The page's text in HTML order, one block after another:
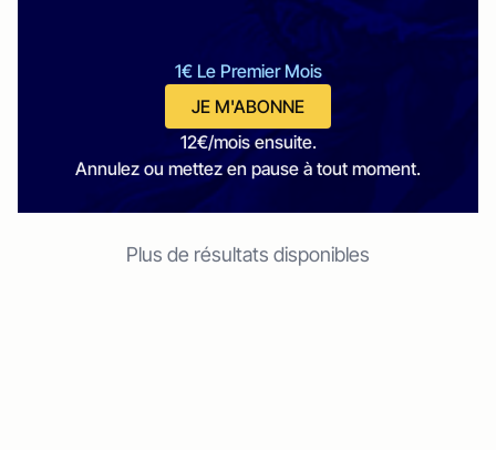
1€ Le Premier Mois
JE M'ABONNE
12€/mois ensuite.
Annulez ou mettez en pause à tout moment.
Plus de résultats disponibles